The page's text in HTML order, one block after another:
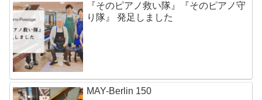
『そのピアノ救い隊』『そのピアノ守
り隊』 発足しました
MAY-Berlin 150